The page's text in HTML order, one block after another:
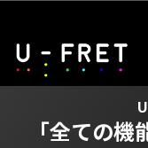
「全ての機